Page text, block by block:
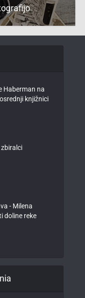
Haberman na
knjižnici
- Milena
doline reke